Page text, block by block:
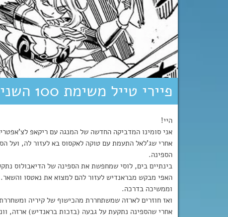
פיירי טייל משימת 100 השנים צ’אפטרים 14+15
היי!
אני סומינו המדביקה החדשה של המנגה עם ריקאפ לצ’אפטרים
אחרי שג’לאל התעמת עם טוקה לאקסוס בא לעזור לה, ועל
הספינה.
בינתיים בים, לוסי שמחפשת את הספינה של הדיאבולוס
האפי מבקש מבראנדיש לעזור להם למצוא את נאטסו
וממשיכה בדרכה.
ואז חוזרים לארזה שמשתחררת מהכישוף של קיריה
אחרי שהספינה נתקעת על גבעה (בזכות בראנדיש) ארזה,